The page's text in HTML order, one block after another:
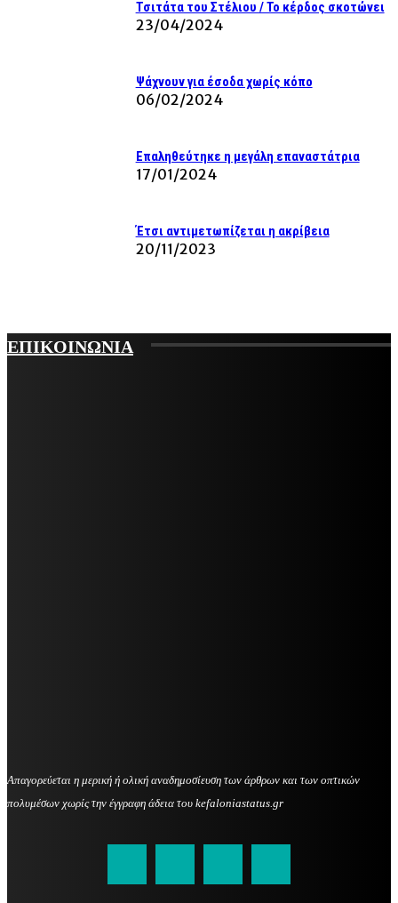
Τσιτάτα του Στέλιου / Το κέρδος σκοτώνει
23/04/2024
Ψάχνουν για έσοδα χωρίς κόπο
06/02/2024
Επαληθεύτηκε η μεγάλη επαναστάτρια
17/01/2024
Έτσι αντιμετωπίζεται η ακρίβεια
20/11/2023
ΕΠΙΚΟΙΝΩΝΙΑ
Απαγορεύεται η μερική ή ολική αναδημοσίευση των άρθρων και των οπτικών
πολυμέσων χωρίς την έγγραφη άδεια του kefaloniastatus.gr